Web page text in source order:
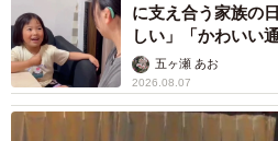
に支え合う家族の
しい」「かわいい
五ヶ瀬 あお
2026.08.07